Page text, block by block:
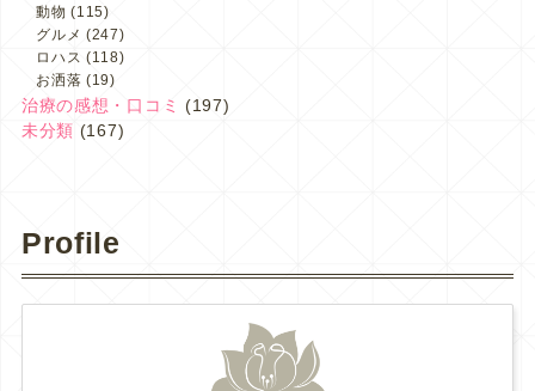
動物 (115)
グルメ (247)
ロハス (118)
お洒落 (19)
治療の感想・口コミ
(197)
未分類 (167)
Profile